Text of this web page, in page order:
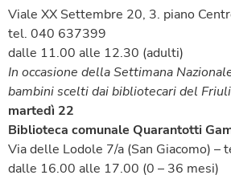
Viale XX Settembre 20, 3. piano
tel. 040 637399
dalle 11.00 alle 12.30 (adulti)
In occasione della Settimana
bambini scelti dai bibliotecari del
martedì 22
Biblioteca comunale Quarantotti
Via delle Lodole 7/a (San Giacomo)
dalle 16.00 alle 17.00 (0 – 36 mesi)